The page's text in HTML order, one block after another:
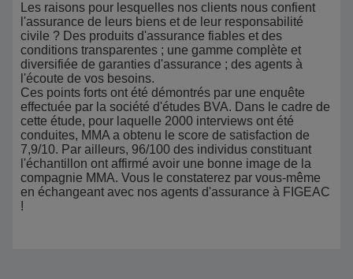
Les raisons pour lesquelles nos clients nous confient
l'assurance de leurs biens et de leur responsabilité
civile ? Des produits d'assurance fiables et des
conditions transparentes ; une gamme complète et
diversifiée de garanties d'assurance ; des agents à
l'écoute de vos besoins.
Ces points forts ont été démontrés par une enquête
effectuée par la société d'études BVA. Dans le cadre de
cette étude, pour laquelle 2000 interviews ont été
conduites, MMA a obtenu le score de satisfaction de
7,9/10. Par ailleurs, 96/100 des individus constituant
l'échantillon ont affirmé avoir une bonne image de la
compagnie MMA. Vous le constaterez par vous-même
en échangeant avec nos agents d'assurance à FIGEAC
!